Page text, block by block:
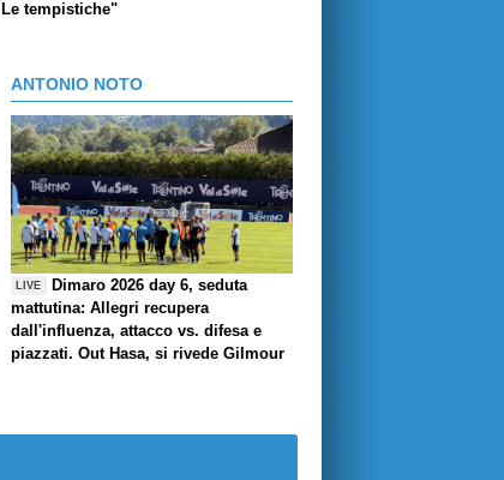
Le tempistiche"
ANTONIO NOTO
LIVE
Dimaro 2026 day 6, seduta
mattutina: Allegri recupera
dall'influenza, attacco vs. difesa e
piazzati. Out Hasa, si rivede Gilmour